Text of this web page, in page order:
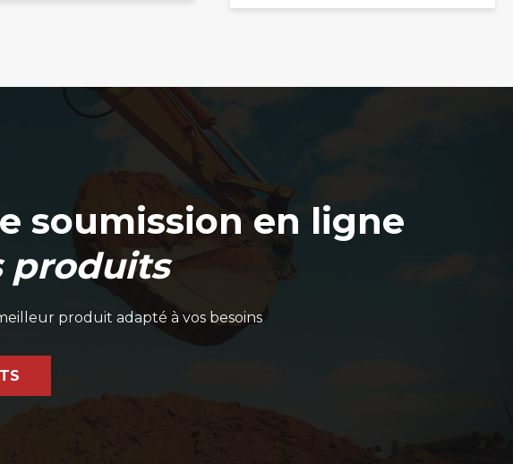
soumission en ligne
produits
produit adapté à vos besoins